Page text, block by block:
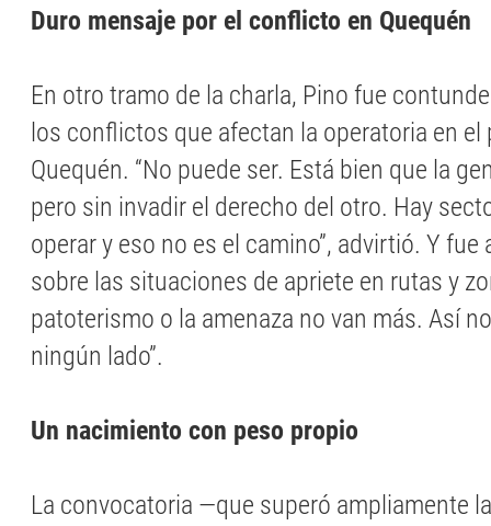
Duro mensaje por el conflicto en Quequén
En otro tramo de la charla, Pino fue
los conflictos que afectan la operatoria en el
Quequén. “No puede ser. Está bien que la
pero sin invadir el derecho del otro. Hay
operar y eso no es el camino”, advirtió. Y
sobre las situaciones de apriete en rutas y
patoterismo o la amenaza no van más. Así
ningún lado”.
Un nacimiento con peso propio
La convocatoria —que superó ampliamente